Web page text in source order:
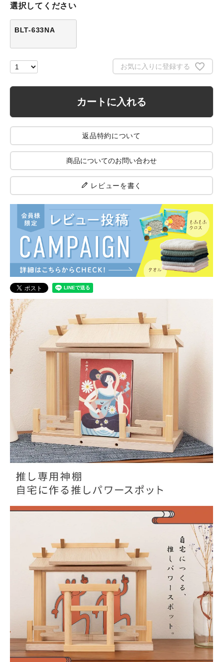
選択してください
BLT-633NA
お気に入りに登録する
カートに入れる
返品特約について
商品についてのお問い合わせ
レビューを書く